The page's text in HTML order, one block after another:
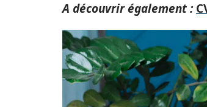
A découvrir également :